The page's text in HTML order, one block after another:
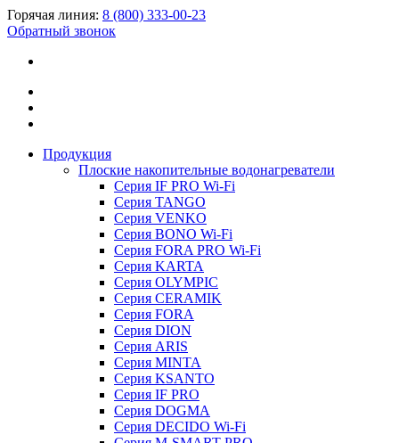
Горячая линия: 8 (800) 333-00-23
Обратный звонок
Продукция
Плоские накопительные водонагреватели
Серия IF PRO Wi-Fi
Серия TANGO
Серия VENKO
Серия BONO Wi-Fi
Серия FORA PRO Wi-Fi
Серия KARTA
Серия OLYMPIC
Серия CERAMIK
Серия FORA
Серия DION
Серия ARIS
Серия MINTA
Серия KSANTO
Серия IF PRO
Серия DOGMA
Серия DECIDO Wi-Fi